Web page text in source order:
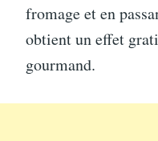
fromage et en
obtient un effet
gourmand.